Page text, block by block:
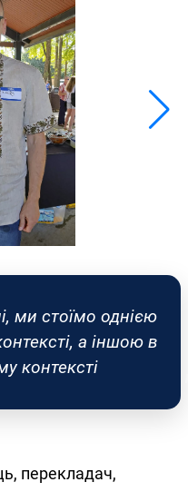
ми стоїмо однією
а іншою в
контексті
перекладач,